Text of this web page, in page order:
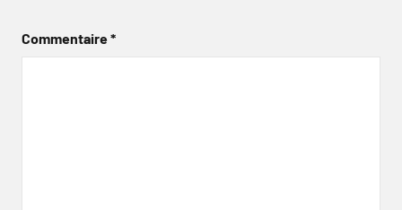
Commentaire*